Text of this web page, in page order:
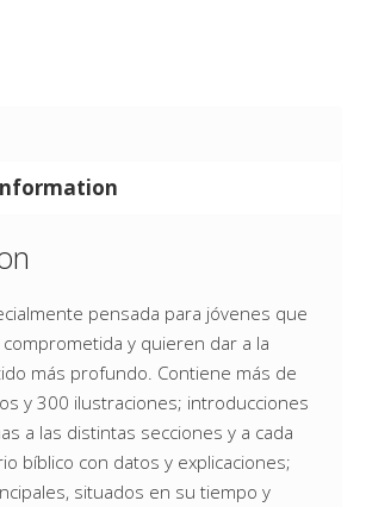
pensada para jóvenes que
comprometida y quieren dar a la
más profundo. Contiene más de
y 300 ilustraciones; introducciones
a las distintas secciones y a cada
bíblico con datos y explicaciones;
situados en su tiempo y